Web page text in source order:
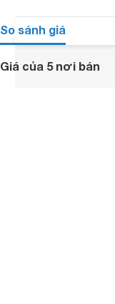
So sánh giá
Giá của 5 nơi bán